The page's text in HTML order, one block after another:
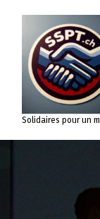
contenu
Solidaires pour un